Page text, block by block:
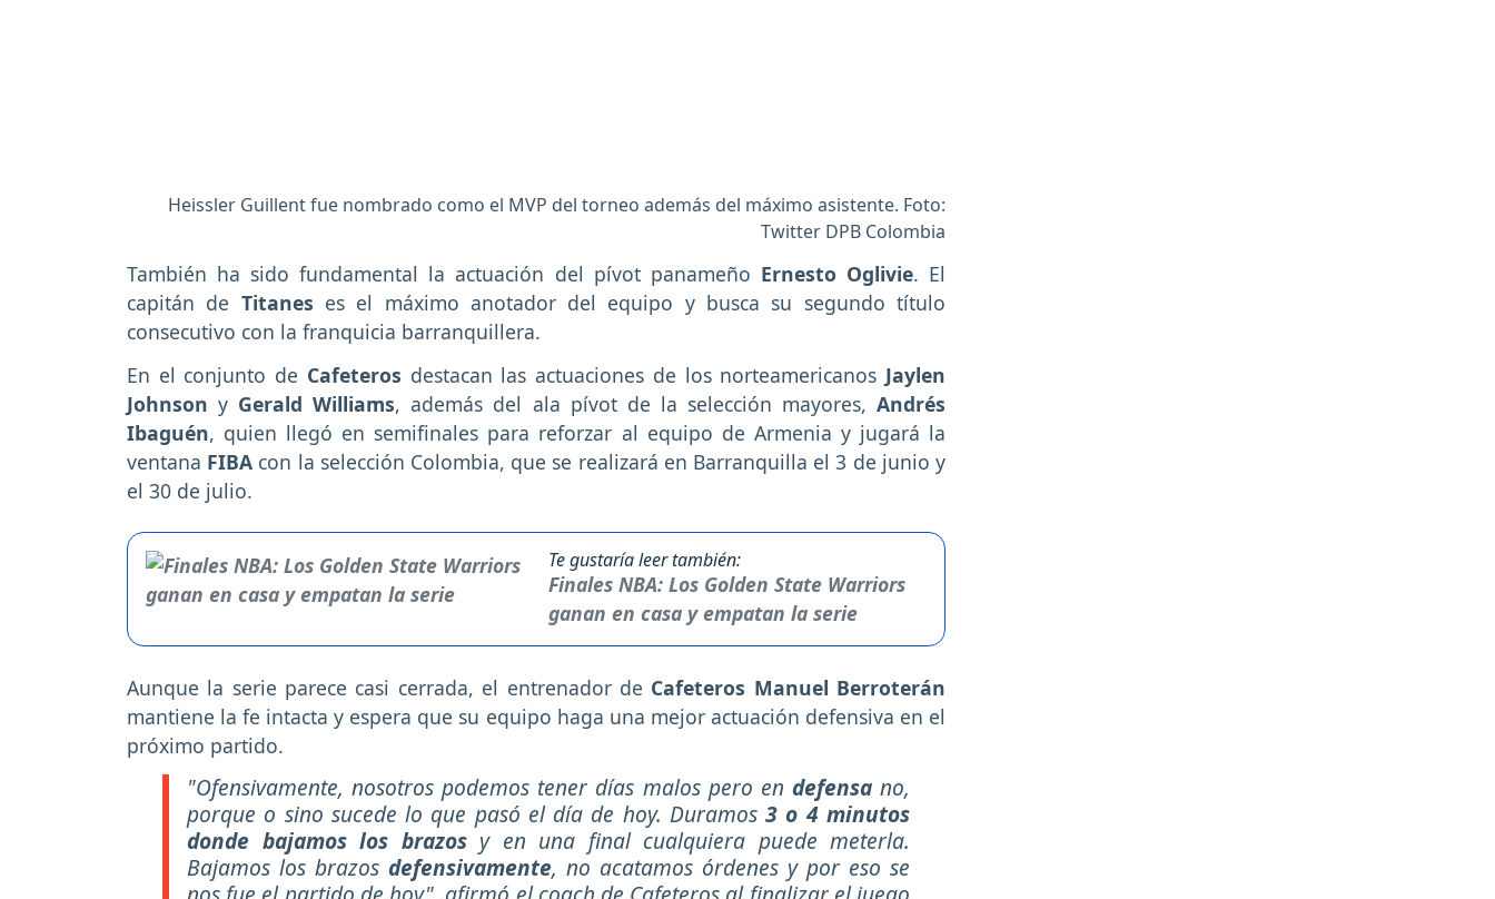
Heissler Guillent fue nombrado como el MVP del torneo además del máximo asistente. Foto:
Twitter DPB Colombia
También ha sido fundamental la actuación del pívot panameño Ernesto Oglivie. El
capitán de Titanes es el máximo anotador del equipo y busca su segundo título
consecutivo con la franquicia barranquillera.
En el conjunto de Cafeteros destacan las actuaciones de los norteamericanos Jaylen
Johnson y Gerald Williams, además del ala pívot de la selección mayores,Andrés
Ibaguén, quien llegó en semifinales para reforzar al equipo de Armenia y jugará la
ventana FIBA con la selección Colombia, que se realizará en Barranquilla el 3 de junio y
el 30 de julio.
Te gustaría leer también:
Finales NBA: Los Golden State Warriors
ganan en casa y empatan la serie
Aunque la serie parece casi cerrada, el entrenador de Cafeteros Manuel Berroterán
mantiene la fe intacta y espera que su equipo haga una mejor actuación defensiva en el
próximo partido.
"Ofensivamente, nosotros podemos tener días malos pero en defensano,
porque o sino sucede lo que pasó el día de hoy. Duramos3 o 4 minutos
donde bajamos los brazosy en una final cualquiera puede meterla.
Bajamos los brazos defensivamente, no acatamos órdenes y por eso se